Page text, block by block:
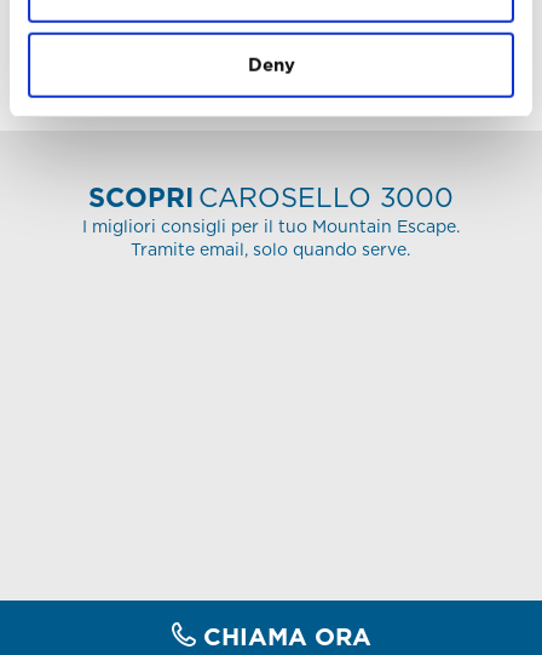
Deny
FOLLOW
SCOPRICAROSELLO 3000
I migliori consigli per il tuo Mountain Escape.
Tramite email, solo quando serve.
CHIAMA ORA